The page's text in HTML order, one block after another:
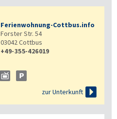
Ferienwohnung-Cottbus.info
Forster Str. 54
03042Cottbus
+49-355-426019
zur Unterkunft 